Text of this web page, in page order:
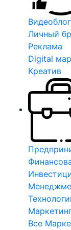
Личный
Реклама
Digital
Креатив
Все